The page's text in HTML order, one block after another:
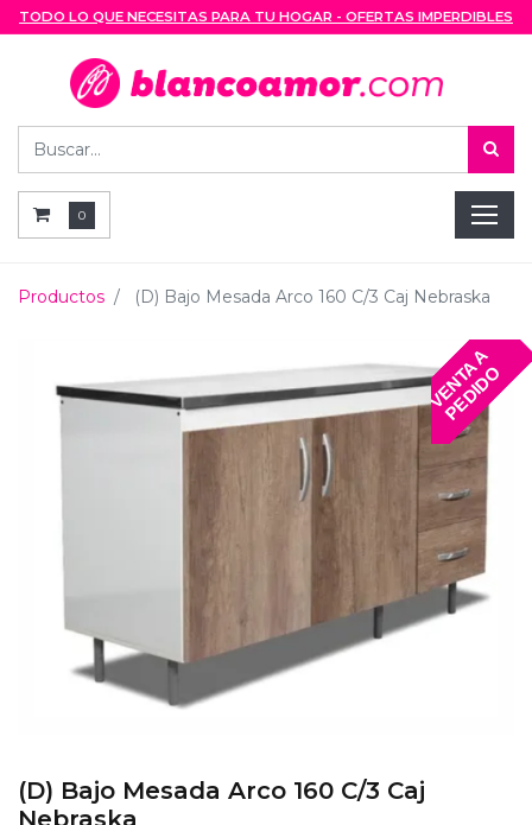
TODO LO QUE NECESITAS PARA TU HOGAR - OFERTAS IMPERDIBLES
0
Productos (D) Bajo Mesada Arco 160 C/3 Caj Nebraska
V
E
N
T
A
A
P
E
D
I
D
O
(D) Bajo Mesada Arco 160 C/3 Caj
Nebraska